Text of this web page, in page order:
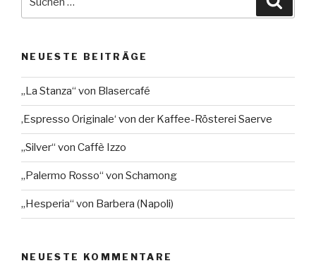
nach:
NEUESTE BEITRÄGE
„La Stanza“ von Blasercafé
‚Espresso Originale‘ von der Kaffee-Rösterei Saerve
„Silver“ von Caffè Izzo
„Palermo Rosso“ von Schamong
„Hesperia“ von Barbera (Napoli)
NEUESTE KOMMENTARE